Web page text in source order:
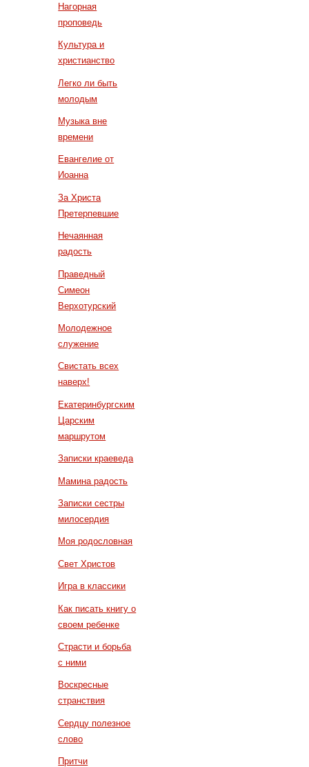
Нагорная
проповедь
Культура и
христианство
Легко ли быть
молодым
Музыка вне
времени
Евангелие от
Иоанна
За Христа
Претерпевшие
Нечаянная
радость
Праведный
Симеон
Верхотурский
Молодежное
служение
Свистать всех
наверх!
Екатеринбургским
Царским
маршрутом
Записки краеведа
Мамина радость
Записки сестры
милосердия
Моя родословная
Свет Христов
Игра в классики
Как писать книгу о
своем ребенке
Страсти и борьба
с ними
Воскресные
странствия
Сердцу полезное
слово
Притчи